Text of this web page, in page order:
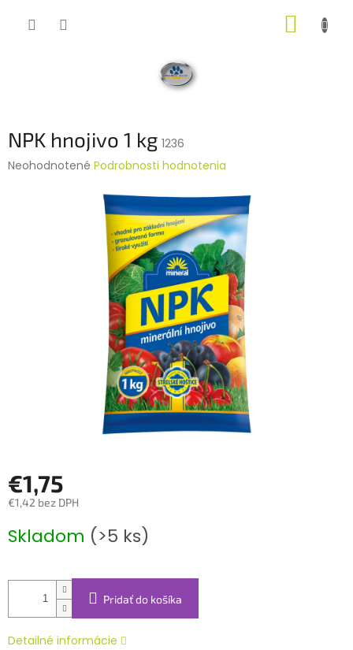
NPK hnojivo 1 kg 1236
Priemerné
Neohodnotené Podrobnosti hodnotenia
€1,75
€1,42 bez DPH
cena:
Skladom (>5 ks)
Pridať do košíka
Detailné informácie